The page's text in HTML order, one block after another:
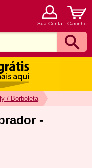
Sua Conta Carrinho
/ Borboleta
-